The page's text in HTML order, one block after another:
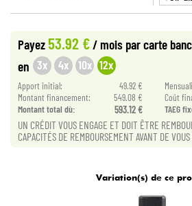
Câbles & Access.
HiFi
Packs
Payez53.92 €/ mois par carte
en 3x 4x 10x 12x
Apport initial: 49.92 €
Montant financement:
549.08 € Coût
Montant total dù:
593.12 € TAEG
UN CRÉDIT VOUS ENGAGE ET DOIT ÊTRE
CAPACITÉS DE REMBOURSEMENT AVANT DE
Variation(s) de ce